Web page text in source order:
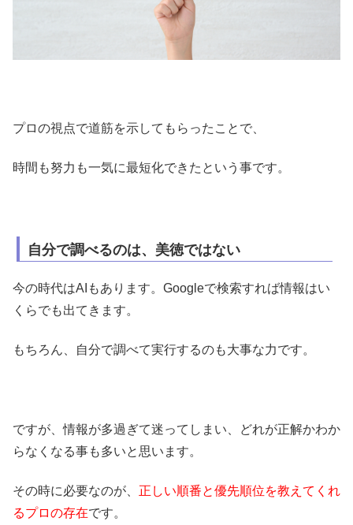
プロの視点で道筋を示してもらったことで、
時間も努力も一気に最短化できたという事です。
自分で調べるのは、美徳ではない
今の時代はAIもあります。Googleで検索すれば情報はい
くらでも出てきます。
もちろん、自分で調べて実行するのも大事な力です。
ですが、情報が多過ぎて迷ってしまい、どれが正解かわか
らなくなる事も多いと思います。
その時に必要なのが、
正しい順番と優先順位を教えてくれ
るプロの存在です。